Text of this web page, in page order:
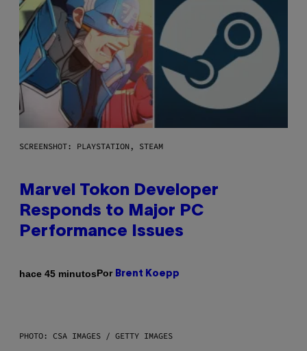
SCREENSHOT: PLAYSTATION, STEAM
Marvel Tokon Developer
Responds to Major PC
Performance Issues
hace 45 minutosPor Brent Koepp
PHOTO: CSA IMAGES / GETTY IMAGES